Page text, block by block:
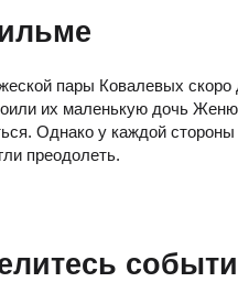
пары Ковалевых
их маленькую дочь
Однако у каждой
преодолеть.